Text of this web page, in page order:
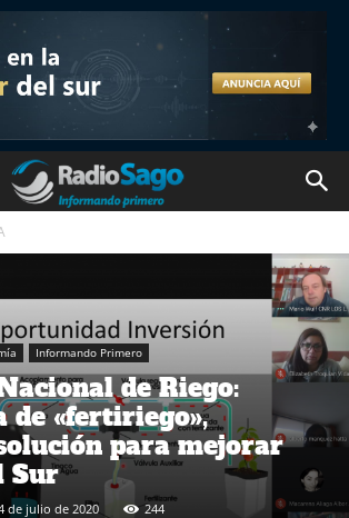
Informando Primero
de Riego:
de «fertiriego»,
para mejorar
Sur
de julio de 2020 244